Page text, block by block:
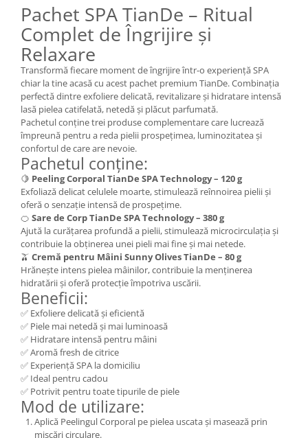
Pachet SPA TianDe – Ritual
Complet de Îngrijire și
Relaxare
Transformă fiecare moment de îngrijire într-o experiență SPA
chiar la tine acasă cu acest pachet premium TianDe. Combinația
perfectă dintre exfoliere delicată, revitalizare și hidratare intensă
lasă pielea catifelată, netedă și plăcut parfumată.
Pachetul conține trei produse complementare care lucrează
împreună pentru a reda pielii prospețimea, luminozitatea și
confortul de care are nevoie.
Pachetul conține:
🍋 Peeling Corporal TianDe SPA Technology – 120 g
Exfoliază delicat celulele moarte, stimulează reînnoirea pielii și
oferă o senzație intensă de prospețime.
🍊 Sare de Corp TianDe SPA Technology – 380 g
Ajută la curățarea profundă a pielii, stimulează microcirculația și
contribuie la obținerea unei pieli mai fine și mai netede.
🫒 Cremă pentru Mâini Sunny Olives TianDe – 80 g
Hrănește intens pielea mâinilor, contribuie la menținerea
hidratării și oferă protecție împotriva uscării.
Beneficii:
✅ Exfoliere delicată și eficientă
✅ Piele mai netedă și mai luminoasă
✅ Hidratare intensă pentru mâini
✅ Aromă fresh de citrice
✅ Experiență SPA la domiciliu
✅ Ideal pentru cadou
✅ Potrivit pentru toate tipurile de piele
Mod de utilizare:
Aplică Peelingul Corporal pe pielea uscata și masează prin
mișcări circulare.